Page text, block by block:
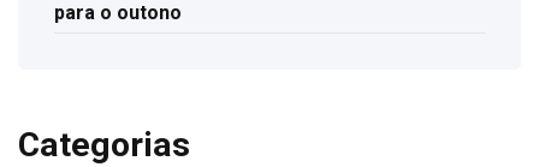
para o outono
Categorias